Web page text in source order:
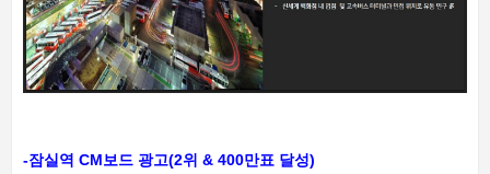
-잠실역 CM보드 광고(2위 & 400만표 달성)